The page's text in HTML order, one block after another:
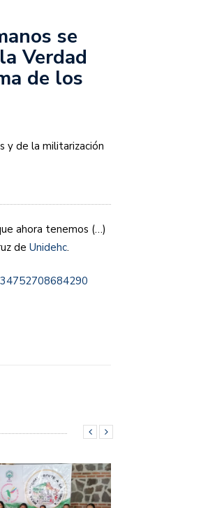
se
Verdad
de los
y de la militarización
ahora tenemos (…)
de Unidehc.